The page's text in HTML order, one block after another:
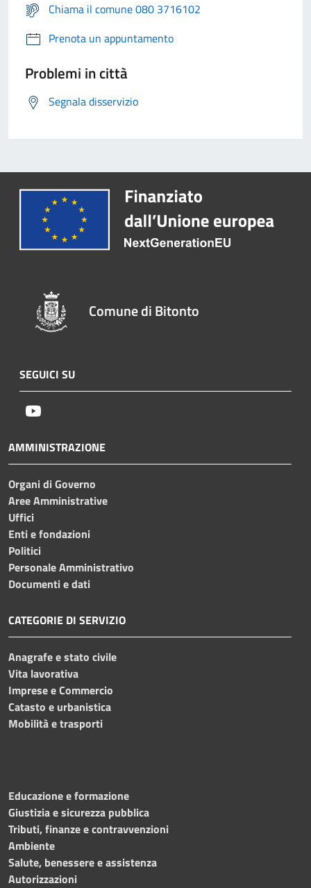
Chiama il comune 080 3716102
Prenota un appuntamento
Problemi in città
Segnala disservizio
Comune di Bitonto
SEGUICI SU
AMMINISTRAZIONE
Organi di Governo
Aree Amministrative
Uffici
Enti e fondazioni
Politici
Personale Amministrativo
Documenti e dati
CATEGORIE DI SERVIZIO
Anagrafe e stato civile
Vita lavorativa
Imprese e Commercio
Catasto e urbanistica
Mobilità e trasporti
Educazione e formazione
Giustizia e sicurezza pubblica
Tributi, finanze e contravvenzioni
Ambiente
Salute, benessere e assistenza
Autorizzazioni